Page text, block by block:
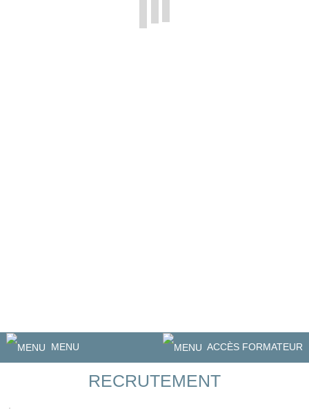
MENU ACCÈS FORMATEUR
RECRUTEMENT